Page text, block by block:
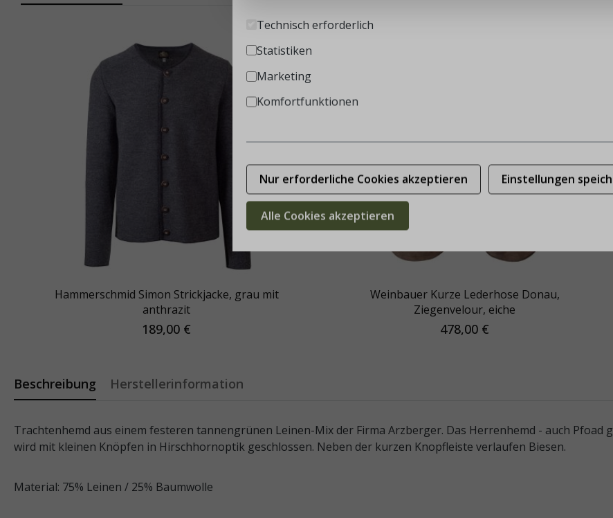
Hammerschmid Simon Strickjacke, grau mit
anthrazit
189,00 €
Weinbauer Kurze Lederhose Donau,
Ziegenvelour, eiche
478,00 €
Beschreibung Herstellerinformation
Trachtenhemd aus einem festeren tannengrünen Leinen-Mix der Firma Arzberger. Das Herrenhemd - auch Pfoad
wird mit kleinen Knöpfen in Hirschhornoptik geschlossen. Neben der kurzen Knopfleiste verlaufen Biesen.
Material: 75% Leinen / 25% Baumwolle
Technisch erforderlich
Statistiken
Marketing
Komfortfunktionen
Nur erforderliche Cookies akzeptieren Einstellungen
Alle Cookies akzeptieren